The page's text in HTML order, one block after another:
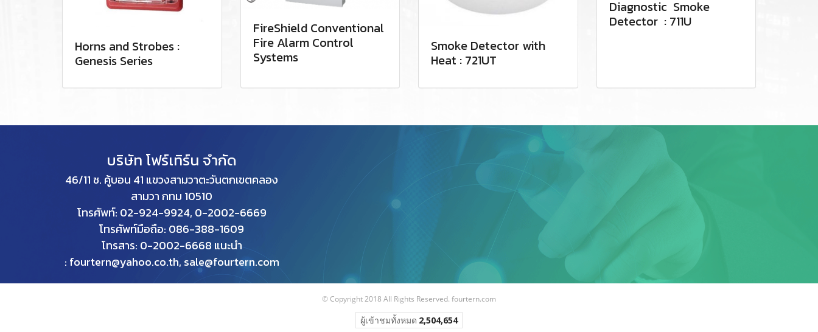
Horns and Strobes :
Genesis Series
FireShield Conventional
Fire Alarm Control
Systems
Smoke Detector with
Heat : 721UT
Diagnostic Smoke
Detector : 711U
บริษัท โฟร์เทิร์น จำกัด
46/11 ซ. คู้บอน 41 แขวงสามวาตะวันตกเขตคลอง
สามวา กทม 10510
โทรศัพท์: 02-924-9924, 0-2002-6669
โทรศัพท์มือถือ: 086-388-1609
โทรสาร: 0-2002-6668 แนะนำ
: fourtern@yahoo.co.th, sale@fourtern.com
© Copyright 2018 All Rights Reserved. fourtern.com
ผู้เข้าชมวันนี้ 1